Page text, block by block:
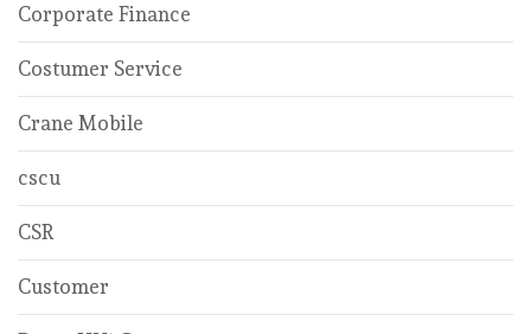
Corporate Finance
Costumer Service
Crane Mobile
cscu
CSR
Customer